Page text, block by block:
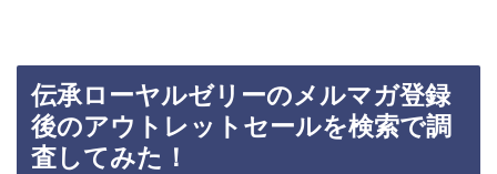
伝承ローヤルゼリーのメルマガ登録
後のアウトレットセールを検索で調
査してみた！